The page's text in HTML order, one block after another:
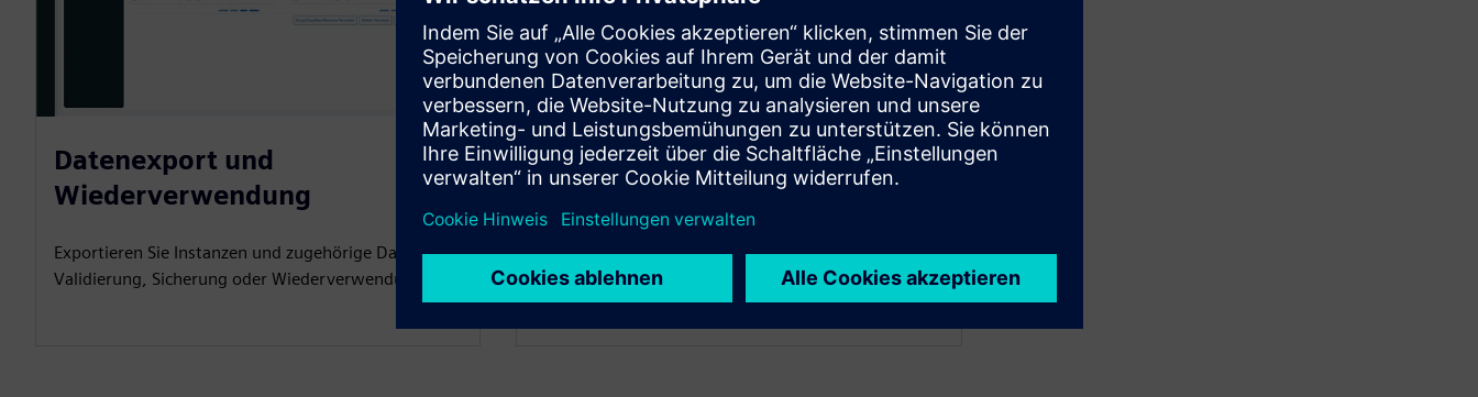
Datenexport und
Wiederverwendung
Exportieren Sie Instanzen und zugehörige Daten zur
Validierung, Sicherung oder Wiederverwendung.
Rollenbasiertes Management
Bietet benutzerspezifische Zugriffskontrolle für